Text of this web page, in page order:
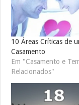
10 Áreas Críticas de
Casamento
Em "Casamento e
Relacionados"